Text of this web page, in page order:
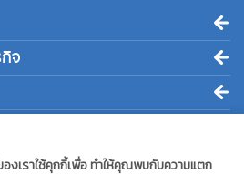
องเราใช้คุกกี้เพื่อ ทำให้คุณพบกับความแตก
จ